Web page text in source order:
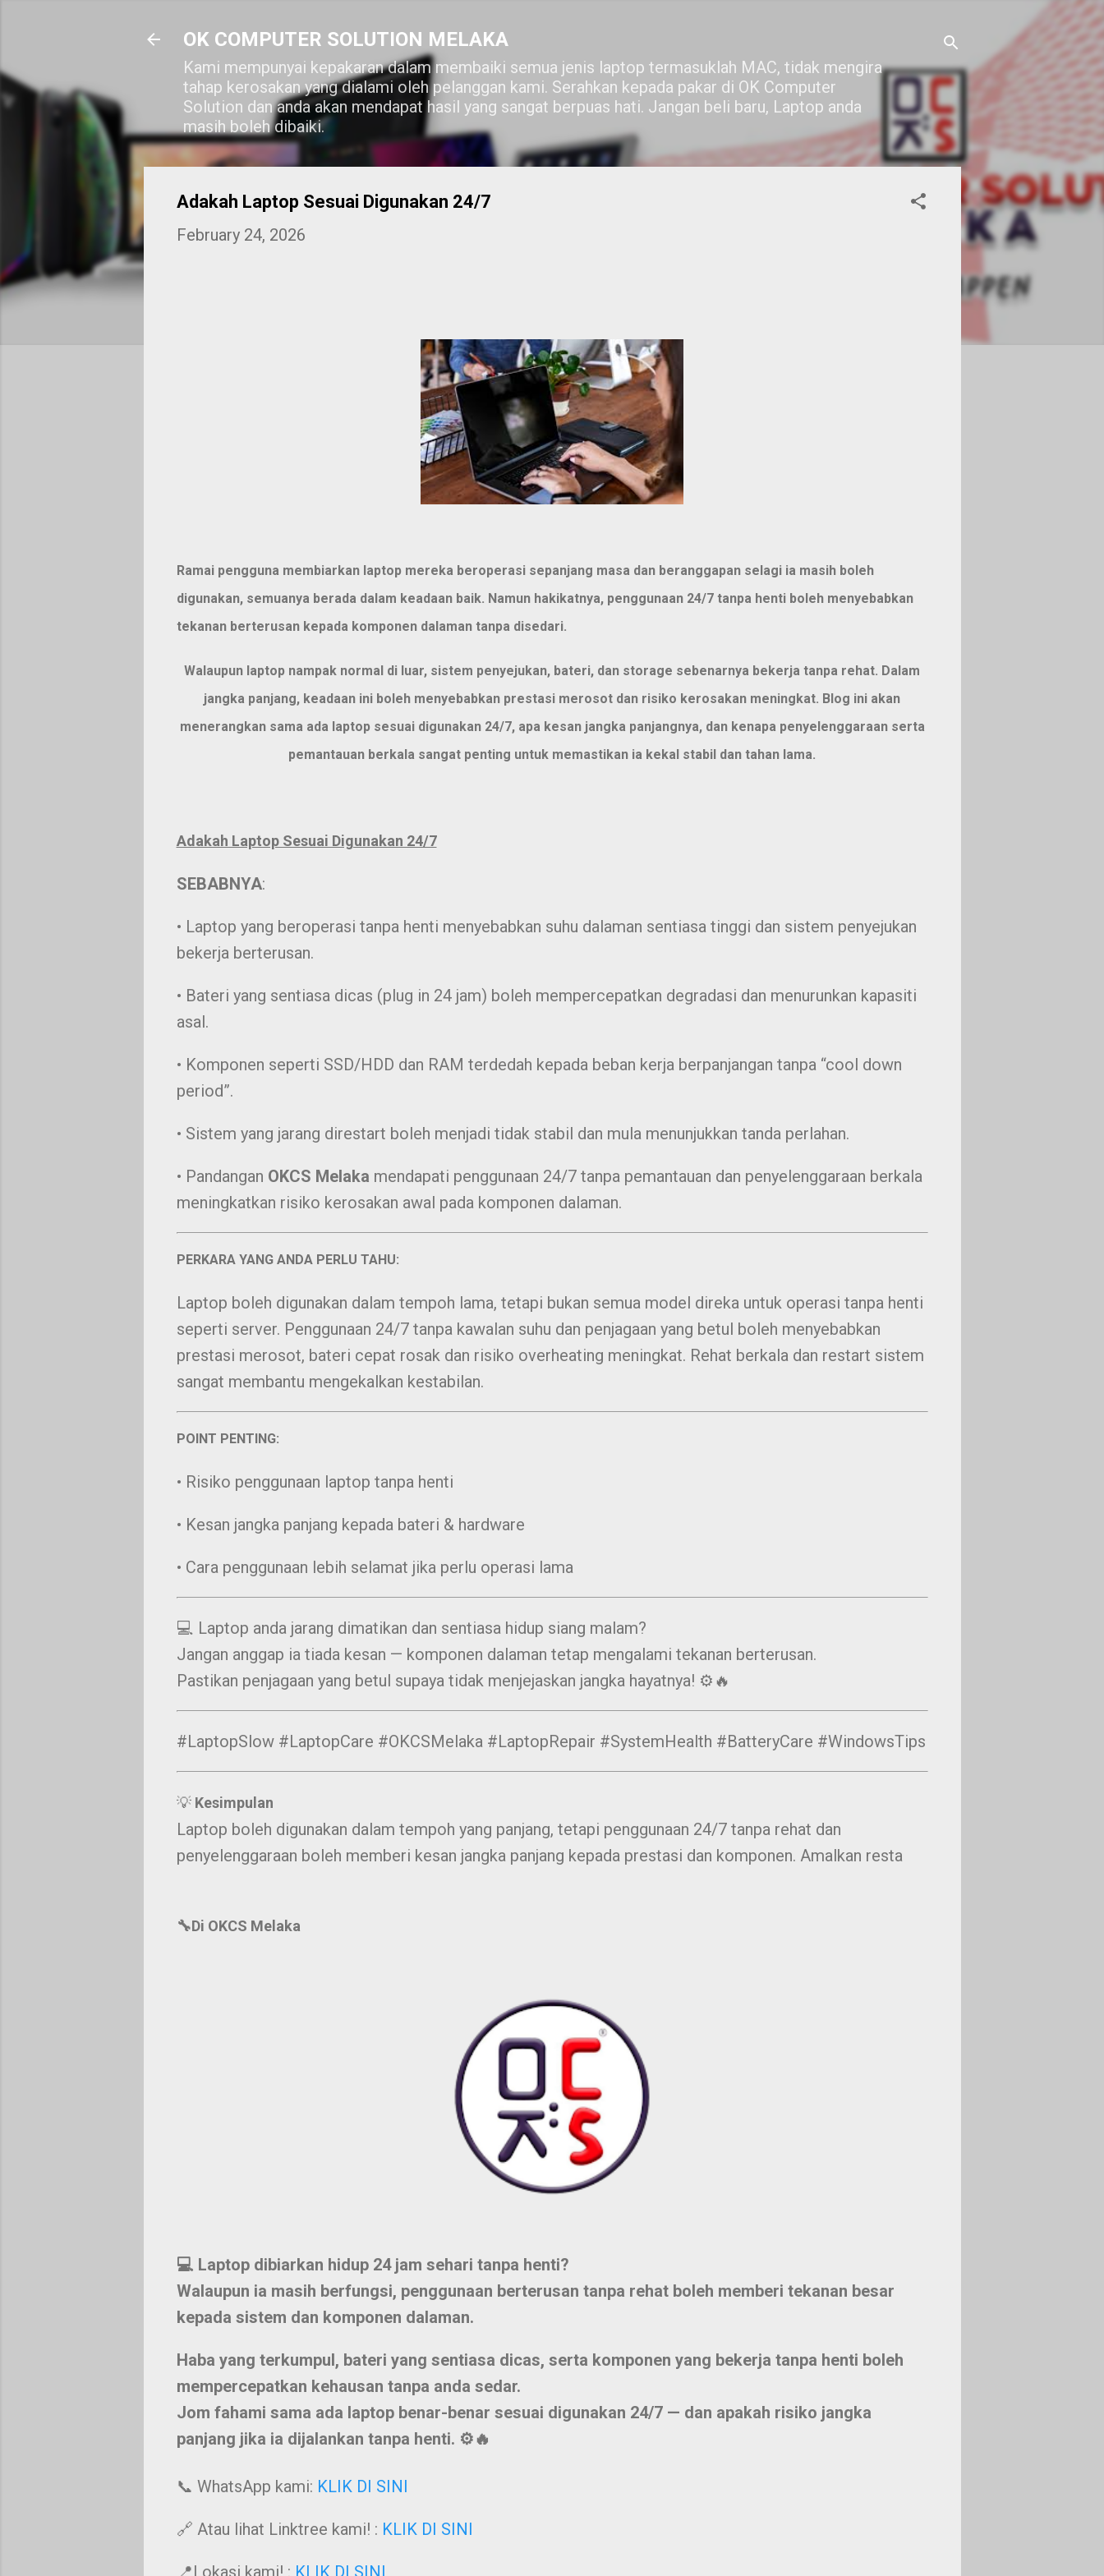
OK COMPUTER SOLUTION MELAKA
Kami mempunyai kepakaran dalam membaiki semua jenis laptop termasuklah MAC, tidak mengira
tahap kerosakan yang dialami oleh pelanggan kami. Serahkan kepada pakar di OK Computer
Solution dan anda akan mendapat hasil yang sangat berpuas hati. Jangan beli baru, Laptop anda
masih boleh dibaiki.
Adakah Laptop Sesuai Digunakan 24/7
February 24, 2026
Ramai pengguna membiarkan laptop mereka beroperasi sepanjang masa dan beranggapan selagi ia masih boleh
digunakan, semuanya berada dalam keadaan baik. Namun hakikatnya, penggunaan 24/7 tanpa henti boleh menyebabkan
tekanan berterusan kepada komponen dalaman tanpa disedari.
Walaupun laptop nampak normal di luar, sistem penyejukan, bateri, dan storage sebenarnya bekerja tanpa rehat. Dalam
jangka panjang, keadaan ini boleh menyebabkan prestasi merosot dan risiko kerosakan meningkat. Blog ini akan
menerangkan sama ada laptop sesuai digunakan 24/7, apa kesan jangka panjangnya, dan kenapa penyelenggaraan serta
pemantauan berkala sangat penting untuk memastikan ia kekal stabil dan tahan lama.
Adakah Laptop Sesuai Digunakan 24/7
SEBABNYA:
• Laptop yang beroperasi tanpa henti menyebabkan suhu dalaman sentiasa tinggi dan sistem penyejukan
bekerja berterusan.
• Bateri yang sentiasa dicas (plug in 24 jam) boleh mempercepatkan degradasi dan menurunkan kapasiti
asal.
• Komponen seperti SSD/HDD dan RAM terdedah kepada beban kerja berpanjangan tanpa “cool down
period”.
• Sistem yang jarang direstart boleh menjadi tidak stabil dan mula menunjukkan tanda perlahan.
• Pandangan OKCS Melaka mendapati penggunaan 24/7 tanpa pemantauan dan penyelenggaraan berkala
meningkatkan risiko kerosakan awal pada komponen dalaman.
PERKARA YANG ANDA PERLU TAHU:
Laptop boleh digunakan dalam tempoh lama, tetapi bukan semua model direka untuk operasi tanpa henti
seperti server. Penggunaan 24/7 tanpa kawalan suhu dan penjagaan yang betul boleh menyebabkan
prestasi merosot, bateri cepat rosak dan risiko overheating meningkat. Rehat berkala dan restart sistem
sangat membantu mengekalkan kestabilan.
POINT PENTING:
• Risiko penggunaan laptop tanpa henti
• Kesan jangka panjang kepada bateri & hardware
• Cara penggunaan lebih selamat jika perlu operasi lama
💻 Laptop anda jarang dimatikan dan sentiasa hidup siang malam?
Jangan anggap ia tiada kesan — komponen dalaman tetap mengalami tekanan berterusan.
Pastikan penjagaan yang betul supaya tidak menjejaskan jangka hayatnya! ⚙️🔥
#LaptopSlow #LaptopCare #OKCSMelaka #LaptopRepair #SystemHealth #BatteryCare #WindowsTips
💡 Kesimpulan
Laptop boleh digunakan dalam tempoh yang panjang, tetapi penggunaan 24/7 tanpa rehat dan
penyelenggaraan boleh memberi kesan jangka panjang kepada prestasi dan komponen. Amalkan resta
🔧Di OKCS Melaka
💻 Laptop dibiarkan hidup 24 jam sehari tanpa henti?
Walaupun ia masih berfungsi, penggunaan berterusan tanpa rehat boleh memberi tekanan besar
kepada sistem dan komponen dalaman.
Haba yang terkumpul, bateri yang sentiasa dicas, serta komponen yang bekerja tanpa henti boleh
mempercepatkan kehausan tanpa anda sedar.
Jom fahami sama ada laptop benar-benar sesuai digunakan 24/7— dan apakah risiko jangka
panjang jika ia dijalankan tanpa henti. ⚙️🔥
📞 WhatsApp kami: KLIK DI SINI
🔗 Atau lihat Linktree kami! : KLIK DI SINI